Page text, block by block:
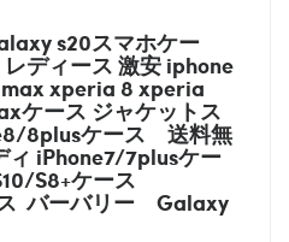
s20スマホケー
ディース 激安 iphone
max xperia 8 xperia
ケース ジャケットス
8plusケース 送料無
ィ iPhone7/7plusケー
S8+ケース
バーバリー Galaxy